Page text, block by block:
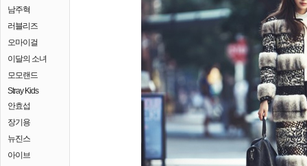
남주혁
러블리즈
오마이걸
이달의 소녀
모모랜드
Stray Kids
안효섭
장기용
뉴진스
아이브